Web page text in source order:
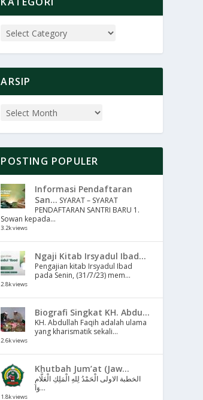
ARSIP
POSTING POPULER
Informasi Pendaftaran
San... SYARAT – SYARAT
PENDAFTARAN SANTRI BARU 1.
Sowan kepada...
3.2k views
Ngaji Kitab Irsyadul Ibad...
Pengajian kitab Irsyadul Ibad
pada Senin, (31/7/23) mem...
2.8k views
Biografi Singkat KH. Abdu...
KH. Abdullah Faqih adalah ulama
yang kharismatik sekali...
2.6k views
Khutbah Jum’at (Jaw...
الخطبة الاولى الْحَمْدُ لِلهِ الْمَلِكِ الْعَلَّامِ
وَا...
1.8k views